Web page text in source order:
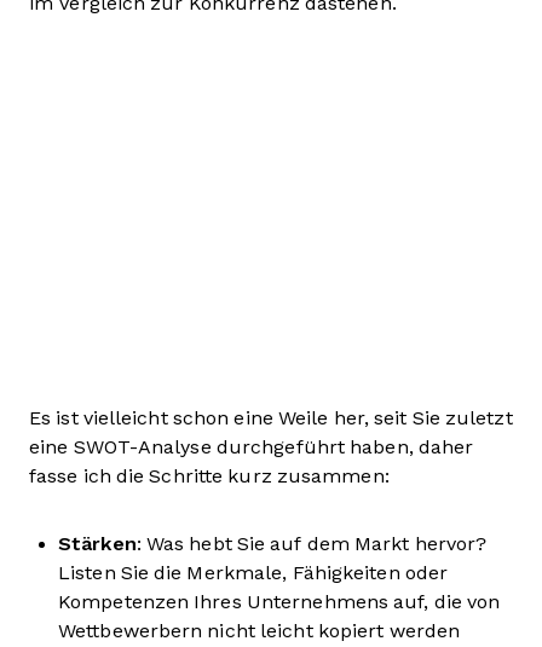
Es ist vielleicht schon eine Weile her, seit Sie zuletzt
eine SWOT-Analyse durchgeführt haben, daher
fasse ich die Schritte kurz zusammen:
Stärken: Was hebt Sie auf dem Markt hervor?
Listen Sie die Merkmale, Fähigkeiten oder
Kompetenzen Ihres Unternehmens auf, die von
Wettbewerbern nicht leicht kopiert werden